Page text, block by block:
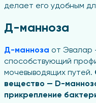
делает его удобным
Д-манноза
Д-манноза от Эвалар
способствующий
мочевыводящих путей.
вещество — D-
прикрепление